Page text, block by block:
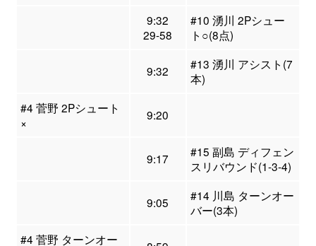
9:32
29-58
#10 湧川 2Pシュー
ト○(8点)
9:32
#13 湧川 アシスト(7
本)
#4 菅野 2Pシュート
×
9:20
9:17
#15 副島 ディフェン
スリバウンド(1-3-4)
9:05
#14 川島 ターンオー
バー(3本)
#4 菅野 ターンオー